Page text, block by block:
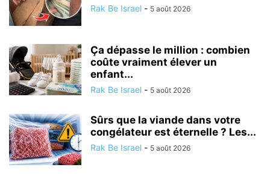
Rak Be Israel - 5 août 2026
Ça dépasse le million : combien
coûte vraiment élever un
enfant...
Rak Be Israel - 5 août 2026
Sûrs que la viande dans votre
congélateur est éternelle ? Les...
Rak Be Israel - 5 août 2026